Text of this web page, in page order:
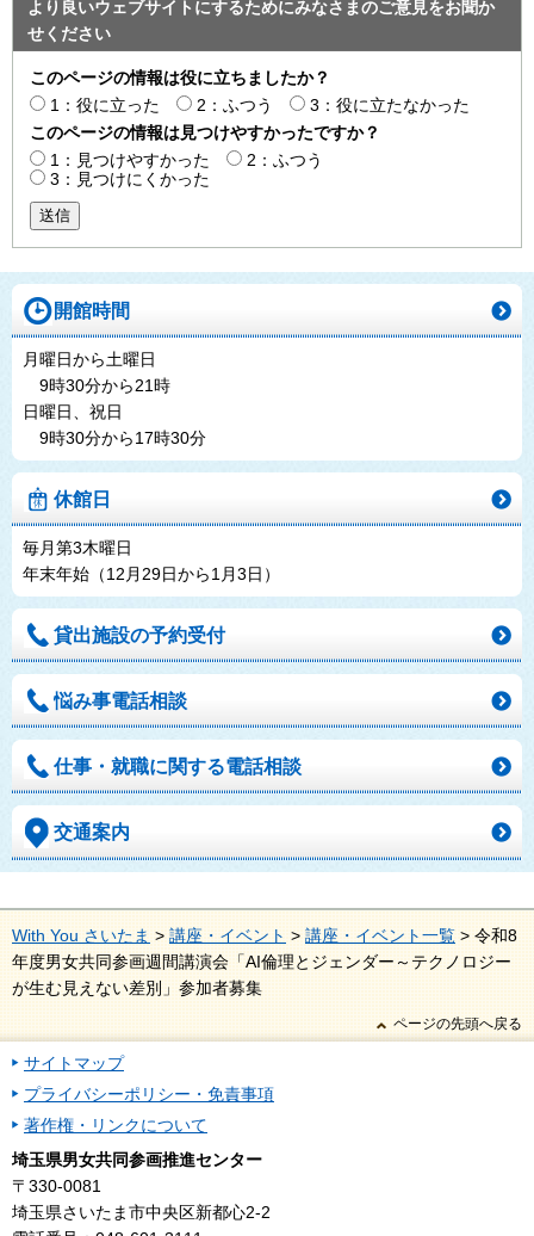
より良いウェブサイトにするためにみなさまのご意見をお聞か
せください
このページの情報は役に立ちましたか？
1：役に立った
2：ふつう
3：役に立たなかった
このページの情報は見つけやすかったですか？
1：見つけやすかった
2：ふつう
3：見つけにくかった
送信
開館時間
月曜日から土曜日
9時30分から21時
日曜日、祝日
9時30分から17時30分
休館日
毎月第3木曜日
年末年始（12月29日から1月3日）
貸出施設の予約受付
悩み事電話相談
仕事・就職に関する電話相談
交通案内
With You さいたま > 講座・イベント > 講座・イベント一覧 > 令和8
年度男女共同参画週間講演会「AI倫理とジェンダー～テクノロジー
が生む見えない差別」参加者募集
ページの先頭へ戻る
サイトマップ
プライバシーポリシー・免責事項
著作権・リンクについて
埼玉県男女共同参画推進センター
〒330-0081
埼玉県さいたま市中央区新都心2-2